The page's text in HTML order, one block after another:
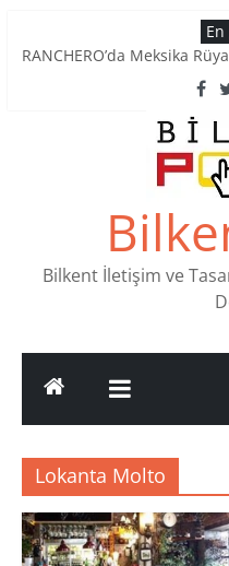
toRANCHERO’da Meksika
Ankara’nın Ruhunu
Pullardaki tarih: PTT Pul
Stamp Collectors Unite:
Tatlı Konuşalım:
Bilkent İletişim ve
Lokanta Molto